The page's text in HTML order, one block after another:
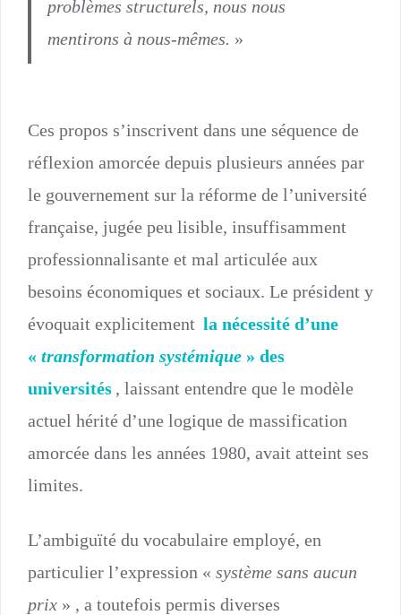
problèmes structurels, nous nous
mentirons à nous-mêmes. »
Ces propos s’inscrivent dans une séquence de
réflexion amorcée depuis plusieurs années par
le gouvernement sur la réforme de l’université
française, jugée peu lisible, insuffisamment
professionnalisante et mal articulée aux
besoins économiques et sociaux. Le président y
évoquait explicitement la nécessité d’une
« transformation systémique » des
universités , laissant entendre que le modèle
actuel hérité d’une logique de massification
amorcée dans les années 1980, avait atteint ses
limites.
L’ambiguïté du vocabulaire employé, en
particulier l’expression « système sans aucun
prix » , a toutefois permis diverses